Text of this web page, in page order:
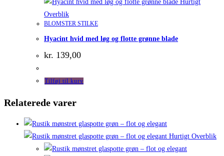
Hurtigt
Overblik
BLOMSTER STILKE
Hyacint hvid med løg og flotte grønne blade
kr. 139,00
Tilføj til kurv
Relaterede varer
Hurtigt Overblik